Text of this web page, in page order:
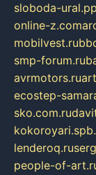
sloboda-
online-z.com
mobilvest.ru
smp-forum.ru
avrmotors.ru
ecostep-
sko.com.ru
lenderoq.ru
people-of-